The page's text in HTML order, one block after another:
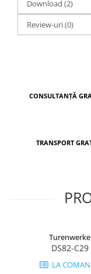
Download (2)
Review-uri(0)
CONSULTANȚĂ
TRANSPORT
Turenwerke
DS82-C29
LA